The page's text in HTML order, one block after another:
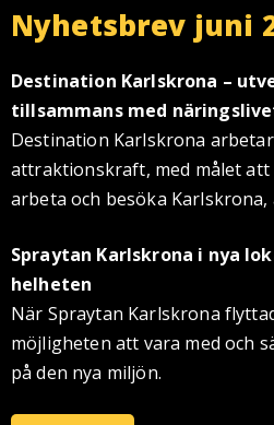
Nyhetsbrev juni
Destination Karlskrona –
tillsammans med
Destination Karlskrona
attraktionskraft, med målet att
arbeta och besöka Karlskrona,
Spraytan Karlskrona i nya
helheten
När Spraytan Karlskrona
möjligheten att vara med och
på den nya miljön.